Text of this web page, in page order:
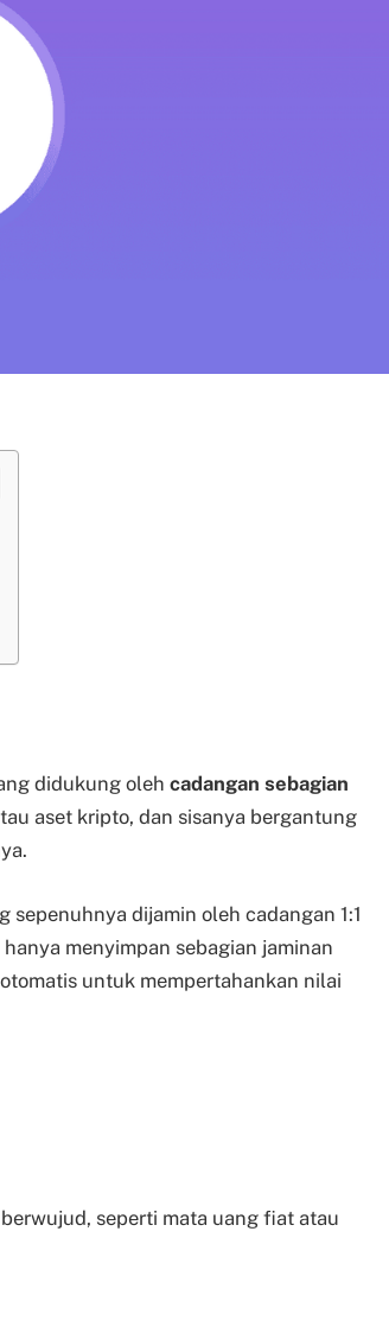
didukung oleh cadangan sebagian
aset kripto, dan sisanya bergantung
dijamin oleh cadangan 1:1
menyimpan sebagian jaminan
untuk mempertahankan nilai
seperti mata uang fiat atau